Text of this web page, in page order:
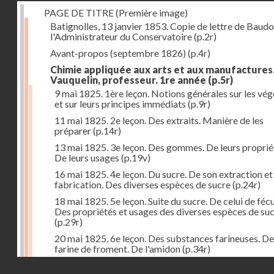
PAGE DE TITRE (Première image)
Batignolles, 13 janvier 1853. Copie de lettre de
l'Administrateur du Conservatoire(p.2r)
Avant-propos (septembre 1826) (p.4r)
Chimie appliquée aux arts et aux
Vauquelin, professeur. 1re année (p.5r)
9 mai 1825. 1ère leçon. Notions générales sur les
et sur leurs principes immédiats (p.9r)
11 mai 1825. 2e leçon. Des extraits. Manière de les
préparer(p.14r)
13 mai 1825. 3e leçon. Des gommes. De leurs
De leurs usages (p.19v)
16 mai 1825. 4e leçon. Du sucre. De son extraction et
fabrication. Des diverses espèces de sucre(p.24r)
18 mai 1825. 5e leçon. Suite du sucre. De celui de
Des propriétés et usages des diverses espèces de
(p.29r)
20 mai 1825. 6e leçon. Des substances farineuses.
farine de froment. De l'amidon(p.34r)